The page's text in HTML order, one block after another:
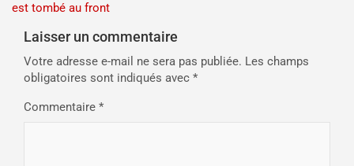
l’article
est tombé au front
Laisser un commentaire
Votre adresse e-mail ne sera pas publiée. Les champs
obligatoires sont indiqués avec *
Commentaire *